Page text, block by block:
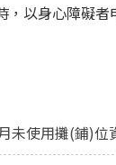
以身心障礙者
未使用攤(鋪)位